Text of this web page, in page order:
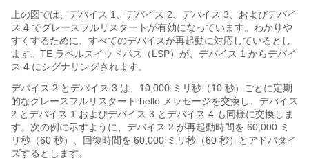
上の図では、デバイス 1、デバイス 2、デバイス 3、およびデバイ
ス 4 でグレースフルリスタートが有効になっています。わかりや
すくするために、すべてのデバイスが再起動に対応しているとし
ます。TE ラベルスイッドパス（LSP）が、デバイス 1 からデバイ
ス 4 にシグナリングされます。
デバイス 2 とデバイス 3 は、10,000 ミリ秒（10 秒）ごとに定期
的なグレースフルリスタート hello メッセージを交換し、デバイス
2 とデバイス 1 およびデバイス 3 とデバイス 4 も同様に交換しま
す。次の例に示すように、デバイス 2 が再起動時間を 60,000 ミ
リ秒（60 秒）、回復時間を 60,000 ミリ秒（60 秒）とアドバタイ
ズするとします。